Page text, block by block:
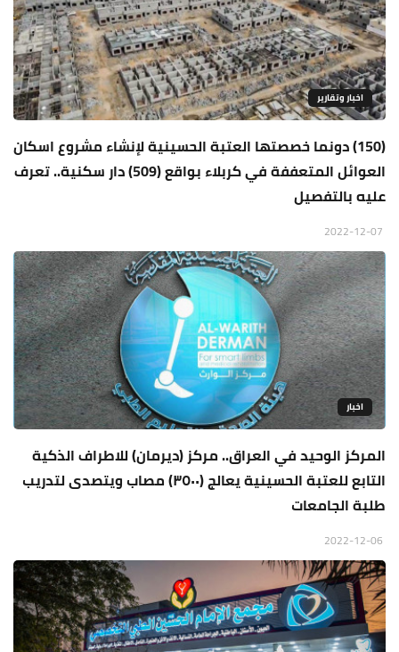
اخبار وتقارير
(150) دونما خصصتها العتبة الحسينية لإنشاء مشروع اسكان
العوائل المتعففة في كربلاء بواقع (509) دار سكنية.. تعرف
عليه بالتفصيل
اخبار
المركز الوحيد في العراق.. مركز (ديرمان) للاطراف الذكية
التابع للعتبة الحسينية يعالج (٣٥٠٠) مصاب ويتصدى لتدريب
طلبة الجامعات